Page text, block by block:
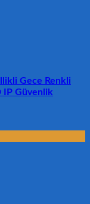
Gece Renkli
IP Güvenlik